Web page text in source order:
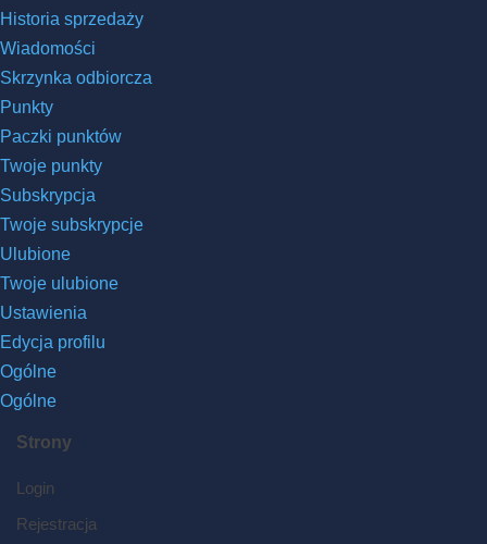
Historia sprzedaży
Wiadomości
Skrzynka odbiorcza
Punkty
Paczki punktów
Twoje punkty
Subskrypcja
Twoje subskrypcje
Ulubione
Twoje ulubione
Ustawienia
Edycja profilu
Ogólne
Ogólne
Strony
Login
Rejestracja